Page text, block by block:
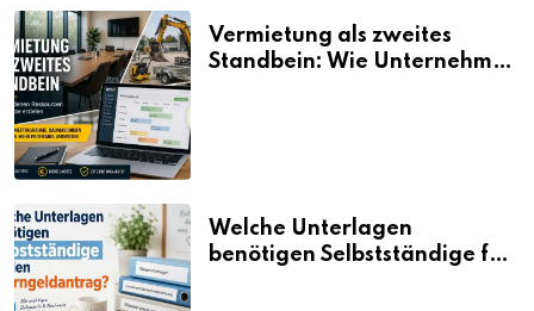
Vermietung als zweites
Standbein: Wie Unternehmen
Welche Unterlagen
benötigen Selbstständige für